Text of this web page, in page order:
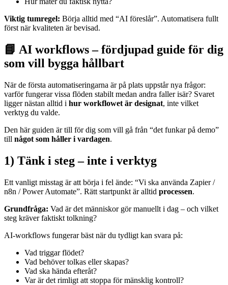
Viktig tumregel: Börja alltid med “AI föreslår”. Automatisera fullt
först när kvaliteten är bevisad.
📘 AI workflows – fördjupad guide för dig
som vill bygga hållbart
När de första automatiseringarna är på plats uppstår nya frågor:
varför fungerar vissa flöden stabilt medan andra faller isär? Svaret
ligger nästan alltid i hur workflowet är designat, inte vilket
verktyg du valde.
Den här guiden är till för dig som vill gå från “det funkar på demo”
till något som håller i vardagen.
1) Tänk i steg – inte i verktyg
Ett vanligt misstag är att börja i fel ände: “Vi ska använda Zapier /
n8n / Power Automate”. Rätt startpunkt är alltid processen.
Grundfråga: Vad är det människor gör manuellt i dag – och vilket
steg kräver faktiskt tolkning?
AI-workflows fungerar bäst när du tydligt kan svara på:
Vad triggar flödet?
Vad behöver tolkas eller skapas?
Vad ska hända efteråt?
Var är det rimligt att stoppa för mänsklig kontroll?